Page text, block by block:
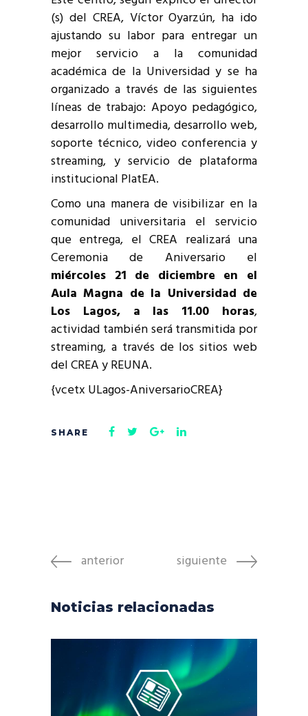
(s) del CREA, Víctor Oyarzún, ha ido
ajustando su labor para entregar un
mejor servicio a la comunidad
académica de la Universidad y se ha
organizado a través de las siguientes
líneas de trabajo: Apoyo pedagógico,
desarrollo multimedia, desarrollo web,
soporte técnico, video conferencia y
streaming, y servicio de plataforma
institucional PlatEA.
Como una manera de visibilizar en la
comunidad universitaria el servicio
que entrega, el CREA realizará una
Ceremonia de Aniversario el
miércoles 21 de diciembre en el
Aula Magna de la Universidad de
Los Lagos, a las 11.00 horas,
actividad también será transmitida por
streaming, a través de los sitios web
del CREA y REUNA.
{vcetx ULagos-AniversarioCREA}
anterior siguiente
Noticias relacionadas